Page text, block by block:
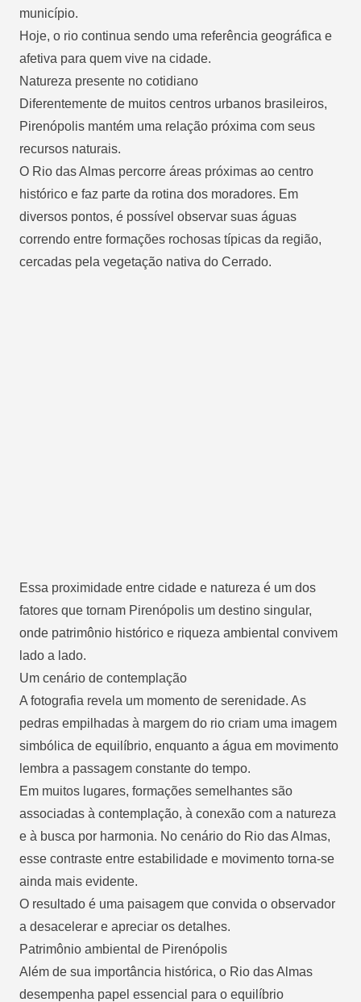
município.
Hoje, o rio continua sendo uma referência geográfica e
afetiva para quem vive na cidade.
Natureza presente no cotidiano
Diferentemente de muitos centros urbanos brasileiros,
Pirenópolis mantém uma relação próxima com seus
recursos naturais.
O Rio das Almas percorre áreas próximas ao centro
histórico e faz parte da rotina dos moradores. Em
diversos pontos, é possível observar suas águas
correndo entre formações rochosas típicas da região,
cercadas pela vegetação nativa do Cerrado.
Essa proximidade entre cidade e natureza é um dos
fatores que tornam Pirenópolis um destino singular,
onde patrimônio histórico e riqueza ambiental convivem
lado a lado.
Um cenário de contemplação
A fotografia revela um momento de serenidade. As
pedras empilhadas à margem do rio criam uma imagem
simbólica de equilíbrio, enquanto a água em movimento
lembra a passagem constante do tempo.
Em muitos lugares, formações semelhantes são
associadas à contemplação, à conexão com a natureza
e à busca por harmonia. No cenário do Rio das Almas,
esse contraste entre estabilidade e movimento torna-se
ainda mais evidente.
O resultado é uma paisagem que convida o observador
a desacelerar e apreciar os detalhes.
Patrimônio ambiental de Pirenópolis
Além de sua importância histórica, o Rio das Almas
desempenha papel essencial para o equilíbrio